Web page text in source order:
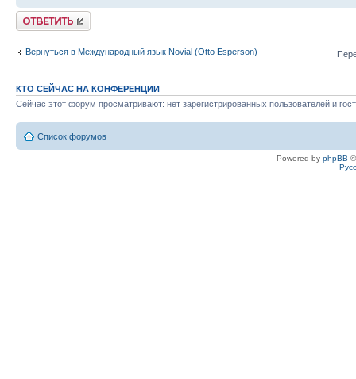
Ответить
Вернуться в Международный язык Novial (Otto Esperson)
КТО СЕЙЧАС НА КОНФЕРЕНЦИИ
Сейчас этот форум просматривают: нет зарегистрированных пользователей и
Список форумов
Powered by phpBB